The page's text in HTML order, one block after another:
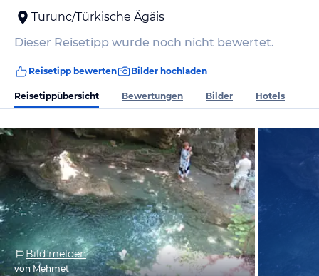
Turunc/Türkische Ägäis
Dieser Reisetipp wurde noch nicht bewertet.
Reisetipp bewerten Bilder hochladen
Reisetippübersicht Bewertungen Bilder Hotels
Bild melden
von Mehmet